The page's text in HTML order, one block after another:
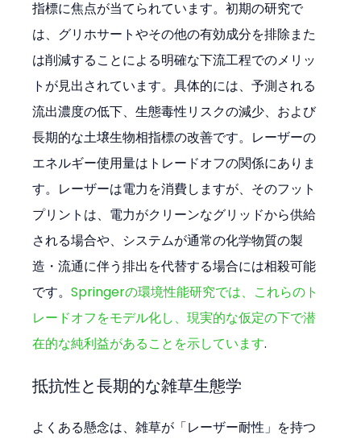
指標に焦点が当てられています。初期の研究で
は、グリホサートやその他の有効成分を排除また
は削減することによる明確な下流工程でのメリッ
トが見出されています。具体的には、予測される
流出濃度の低下、生態毒性リスクの減少、および
長期的な土壌生物相指標の改善です。レーザーの
エネルギー使用量はトレードオフの関係にありま
す。レーザーは電力を消費しますが、そのフット
プリントは、電力がクリーンなグリッドから供給
される場合や、システムが通常の化学物質の製
造・流通に伴う排出を代替する場合には相殺可能
です。Springerの環境性能研究では、これらのト
レードオフをモデル化し、現実的な仮定の下で潜
在的な純利益があることを示しています.
抵抗性と長期的な雑草生態学
よくある懸念は、雑草が「レーザー耐性」を持つ